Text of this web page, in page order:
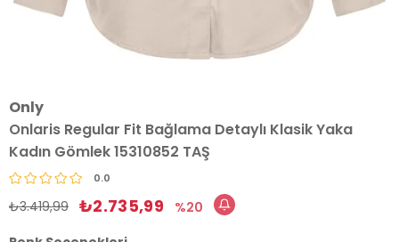
Only
Onlaris Regular Fit Bağlama Detaylı Klasik Yaka
Kadın Gömlek 15310852 TAŞ
0.0
₺3.419,99 ₺2.735,99
20